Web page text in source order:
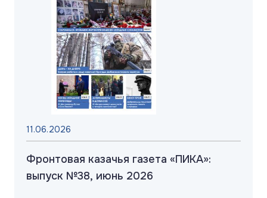
11.06.2026
Фронтовая казачья газета «ПИКА»:
выпуск №38, июнь 2026